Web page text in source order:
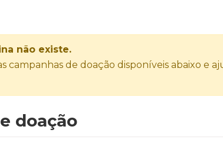
não existe.
campanhas de doação disponíveis abaixo e
doação